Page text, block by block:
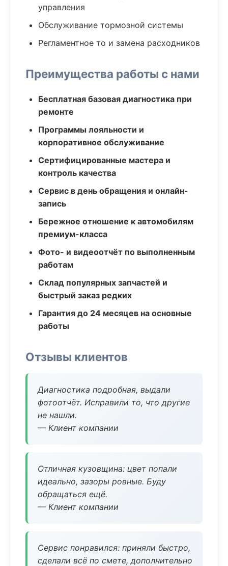
управления
Обслуживание тормозной системы
Регламентное то и замена расходников
Преимущества работы с нами
Бесплатная базовая диагностика при
ремонте
Программы лояльности и
корпоративное обслуживание
Сертифицированные мастера и
контроль качества
Сервис в день обращения и онлайн-
запись
Бережное отношение к автомобилям
премиум-класса
Фото- и видеоотчёт по выполненным
работам
Склад популярных запчастей и
быстрый заказ редких
Гарантия до 24 месяцев на основные
работы
Отзывы клиентов
Диагностика подробная, выдали
фотоотчёт. Исправили то, что другие
не нашли.
— Клиент компании
Отличная кузовщина: цвет попали
идеально, зазоры ровные. Буду
обращаться ещё.
— Клиент компании
Сервис понравился: приняли быстро,
сделали всё по смете, дополнительно